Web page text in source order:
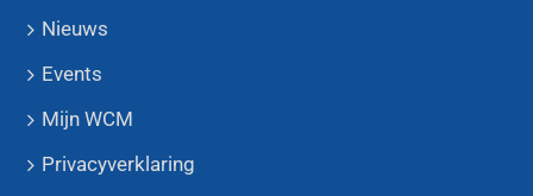
Nieuws
Events
Mijn WCM
Privacyverklaring